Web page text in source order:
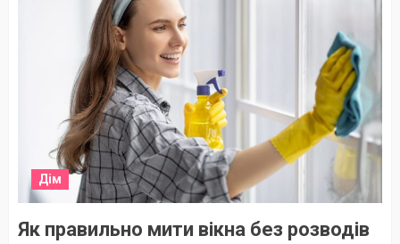
Дім
Як правильно мити вікна без розводів